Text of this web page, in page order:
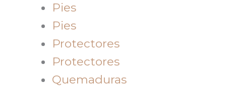
Pies
Pies
Protectores
Protectores
Quemaduras